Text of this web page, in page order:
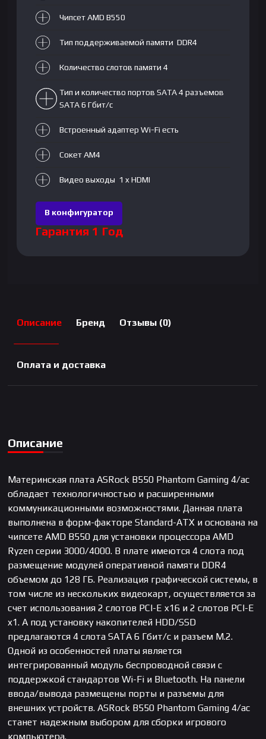
Чипсет AMD B550
Тип поддерживаемой памяти DDR4
Количество слотов памяти 4
Тип и количество портов SATA 4 разъемов
SATA 6 Гбит/с
Встроенный адаптер Wi-Fi есть
Сокет AM4
Видео выходы 1 x HDMI
В конфигуратор
Гарантия 1 Год
Описание Бренд Отзывы (0)
Оплата и доставка
Описание
Материнская плата ASRock B550 Phantom Gaming 4/ac
обладает технологичностью и расширенными
коммуникационными возможностями. Данная плата
выполнена в форм-факторе Standard-ATX и основана на
чипсете AMD B550 для установки процессора AMD
Ryzen серии 3000/4000. В плате имеются 4 слота под
размещение модулей оперативной памяти DDR4
объемом до 128 ГБ. Реализация графической системы, в
том числе из нескольких видеокарт, осуществляется за
счет использования 2 слотов PCI-E x16 и 2 слотов PCI-E
x1. А под установку накопителей HDD/SSD
предлагаются 4 слота SATA 6 Гбит/с и разъем M.2.
Одной из особенностей платы является
интегрированный модуль беспроводной связи с
поддержкой стандартов Wi-Fi и Bluetooth. На панели
ввода/вывода размещены порты и разъемы для
внешних устройств. ASRock B550 Phantom Gaming 4/ac
станет надежным выбором для сборки игрового
компьютера.